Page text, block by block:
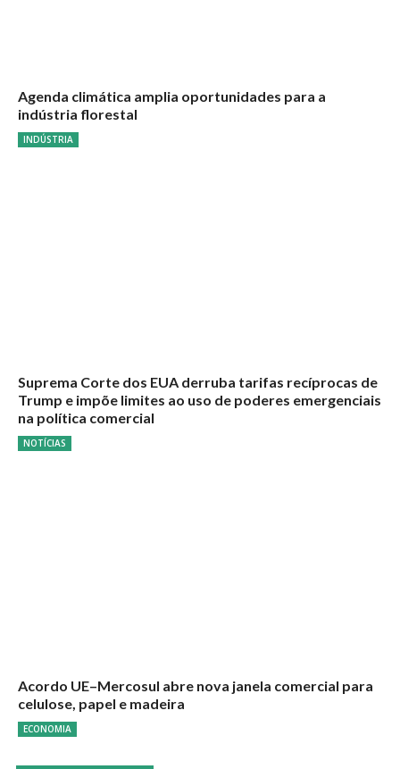
Agenda climática amplia oportunidades para a
indústria florestal
INDÚSTRIA
Suprema Corte dos EUA derruba tarifas recíprocas de
Trump e impõe limites ao uso de poderes emergenciais
na política comercial
NOTÍCIAS
Acordo UE–Mercosul abre nova janela comercial para
celulose, papel e madeira
ECONOMIA